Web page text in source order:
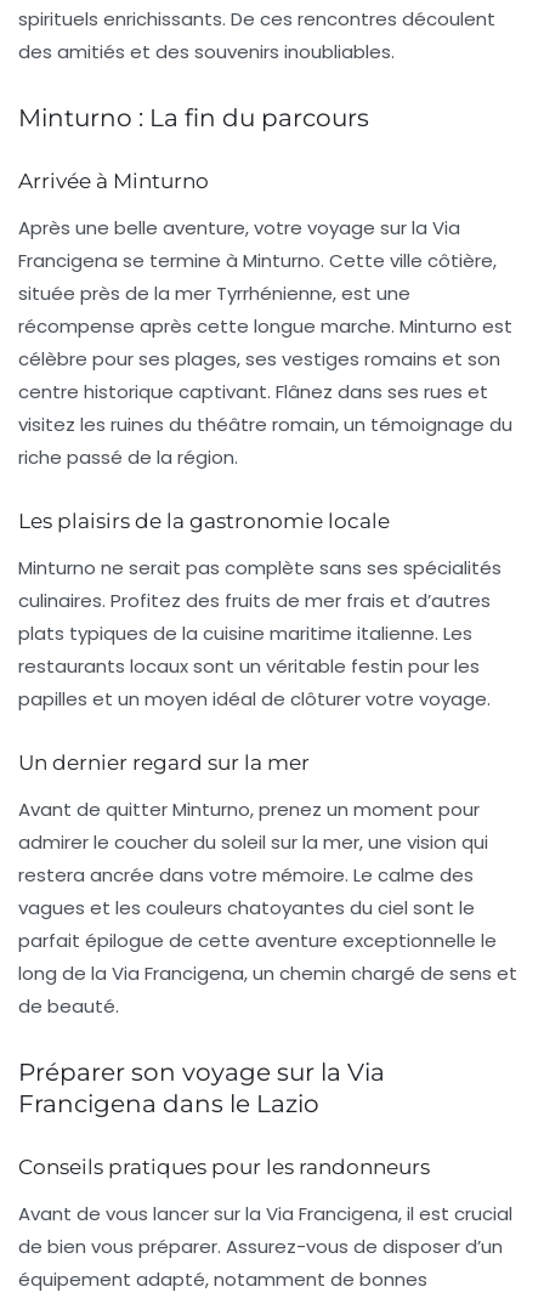
spirituels enrichissants. De ces rencontres découlent
des amitiés et des souvenirs inoubliables.
Minturno : La fin du parcours
Arrivée à Minturno
Après une belle aventure, votre voyage sur la Via
Francigena se termine à Minturno. Cette ville côtière,
située près de la mer Tyrrhénienne, est une
récompense après cette longue marche. Minturno est
célèbre pour ses plages, ses vestiges romains et son
centre historique captivant. Flânez dans ses rues et
visitez les ruines du théâtre romain, un témoignage du
riche passé de la région.
Les plaisirs de la gastronomie locale
Minturno ne serait pas complète sans ses spécialités
culinaires. Profitez des fruits de mer frais et d’autres
plats typiques de la cuisine maritime italienne. Les
restaurants locaux sont un véritable festin pour les
papilles et un moyen idéal de clôturer votre voyage.
Un dernier regard sur la mer
Avant de quitter Minturno, prenez un moment pour
admirer le coucher du soleil sur la mer, une vision qui
restera ancrée dans votre mémoire. Le calme des
vagues et les couleurs chatoyantes du ciel sont le
parfait épilogue de cette aventure exceptionnelle le
long de la Via Francigena, un chemin chargé de sens et
de beauté.
Préparer son voyage sur la Via
Francigena dans le Lazio
Conseils pratiques pour les randonneurs
Avant de vous lancer sur la Via Francigena, il est crucial
de bien vous préparer. Assurez-vous de disposer d’un
équipement adapté, notamment de bonnes